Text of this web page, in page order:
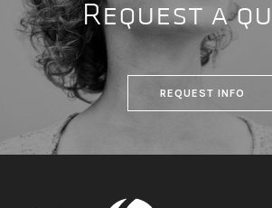
Request a
REQUEST INFO